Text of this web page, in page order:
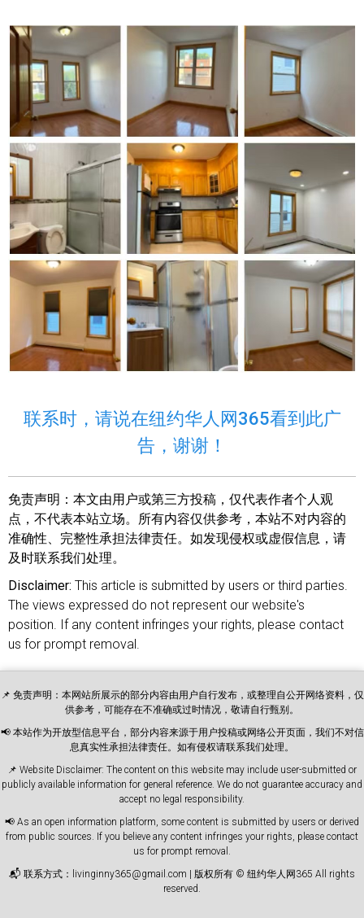
联系时，请说在纽约华人网365看到此广
告，谢谢！
免责声明： 本文由用户或第三方投稿，仅代表作者个人观
点，不代表本站立场。所有内容仅供参考，本站不对内容的
准确性、完整性承担法律责任。如发现侵权或虚假信息，请
及时联系我们处理。
Disclaimer: This article is submitted by users or third parties.
The views expressed do not represent our website's
position. If any content infringes your rights, please contact
us for prompt removal.
📌 免责声明：本网站所展示的部分内容由用户自行发布，或整理自公开网络资料，仅
供参考，可能存在不准确或过时情况，敬请自行甄别。
📢 本站作为开放型信息平台，部分内容来源于用户投稿或网络公开页面，我们不对信
息真实性承担法律责任。如有侵权请联系我们处理。
📌 Website Disclaimer: The content on this website may include user-submitted or
publicly available information for general reference. We do not guarantee accuracy and
accept no legal responsibility.
📢 As an open information platform, some content is submitted by users or derived
from public sources. If you believe any content infringes your rights, please contact
us for prompt removal.
📬 联系方式：livinginny365@gmail.com | 版权所有 © 纽约华人网365 All rights
reserved.